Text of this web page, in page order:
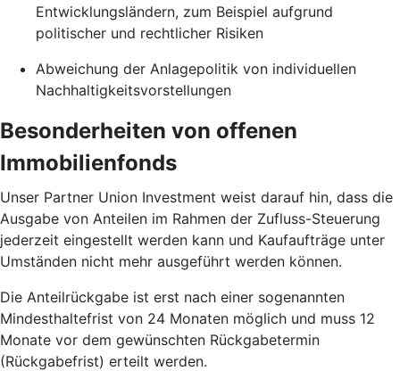
Entwicklungsländern, zum Beispiel aufgrund
politischer und rechtlicher Risiken
Abweichung der Anlagepolitik von individuellen
Nachhaltigkeitsvorstellungen
Besonderheiten von offenen
Immobilienfonds
Unser Partner Union Investment weist darauf hin, dass die
Ausgabe von Anteilen im Rahmen der Zufluss-Steuerung
jederzeit eingestellt werden kann und Kaufaufträge unter
Umständen nicht mehr ausgeführt werden können.
Die Anteilrückgabe ist erst nach einer sogenannten
Mindesthaltefrist von 24 Monaten möglich und muss 12
Monate vor dem gewünschten Rückgabetermin
(Rückgabefrist) erteilt werden.